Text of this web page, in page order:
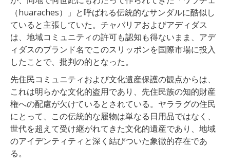
（huaraches）」と呼ばれる伝統的なサンダルに酷似し
ていると主張していた。チャバリアおよびアディダス
は、地域コミュニティの許可も認知も得ないまま、アデ
ィダスのブランド名でこのスリッポンを国際市場に投入
したことで、批判の的となった。
先住民コミュニティおよび文化遺産保護の観点からは、
これは明らかな文化的盗用であり、先住民族の知的財産
権への配慮が欠けているとされている。ヤララグの住民
にとって、この伝統的な履物は単なる日用品ではなく、
世代を超えて受け継がれてきた文化的遺産であり、地域
のアイデンティティと深く結びついた象徴的存在であ
る。